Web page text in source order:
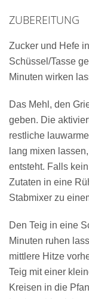
ZUBEREITUNG
Zucker und Hefe
Schüssel/Tasse
Minuten wirken
Das Mehl, den
geben. Die
restliche
lang mixen
entsteht. Falls
Zutaten in eine
Stabmixer zu
Den Teig in eine
Minuten ruhen
mittlere Hitze
Teig mit einer
Kreisen in die